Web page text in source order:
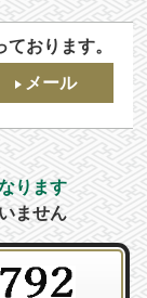
おります。
メール
ります
ません